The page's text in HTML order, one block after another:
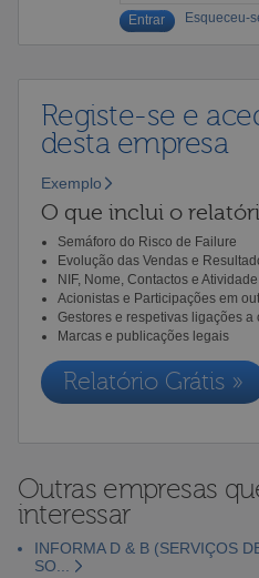
Esqueceu-
Registe-se e
desta empresa
Exemplo
O que inclui o
Semáforo do Risco de Failure
Evolução das Vendas e
NIF, Nome, Contactos e
Acionistas e Participações em
Gestores e respetivas ligações a
Marcas e publicações legais
Relatório Grátis »
Outras empresas
interessar
INFORMA D & B (SERVIÇOS
SO...